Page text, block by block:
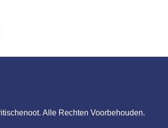
Alle Rechten Voorbehouden.